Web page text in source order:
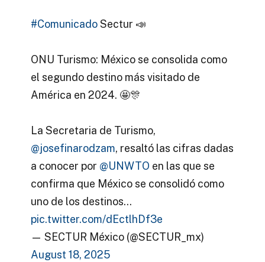
#ComunicadoSectur 📣
ONU Turismo: México se consolida como
el segundo destino más visitado de
América en 2024. 🤩🎊
La Secretaria de Turismo,
@josefinarodzam, resaltó las cifras dadas
a conocer por @UNWTO en las que se
confirma que México se consolidó como
uno de los destinos…
pic.twitter.com/dEctlhDf3e
— SECTUR México (@SECTUR_mx)
August 18, 2025